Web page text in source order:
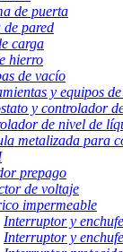
de puerta
de pared
carga
hierro
de vacío
y equipos
y controlador
de nivel de
metalizada para
prepago
de voltaje
impermeable
Interruptor y
Interruptor y